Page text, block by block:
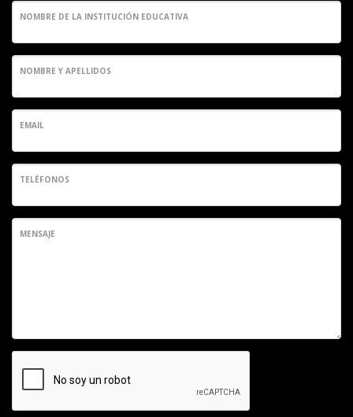
NOMBRE DE LA INSTITUCIÓN EDUCATIVA
NOMBRE Y APELLIDOS
EMAIL
TELÉFONOS
MENSAJE